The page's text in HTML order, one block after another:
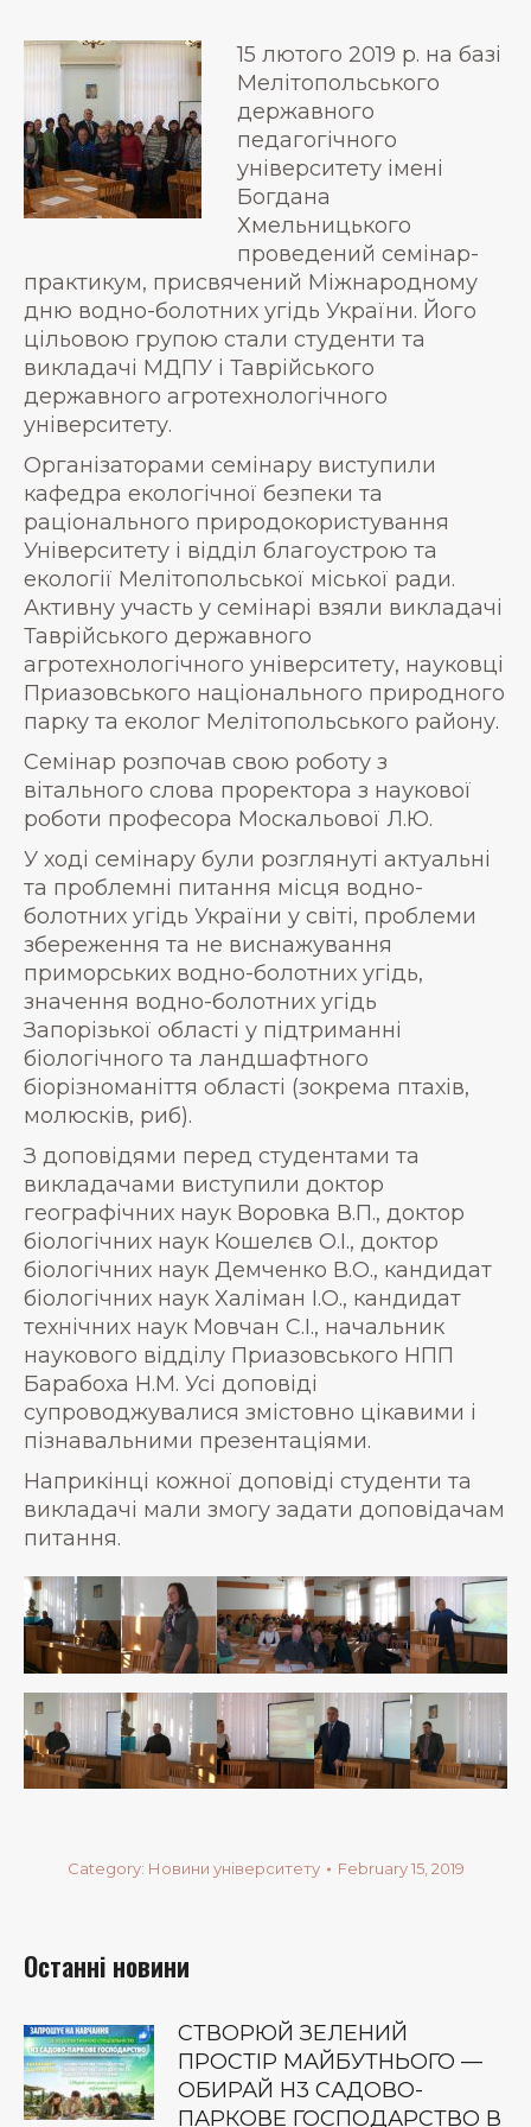
15 лютого 2019 р. на базі
Мелітопольського
державного
педагогічного
університету імені
Богдана
Хмельницького
проведений семінар-
практикум, присвячений Міжнародному
дню водно-болотних угідь України. Його
цільовою групою стали студенти та
викладачі МДПУ і Таврійського
державного агротехнологічного
університету.
Організаторами семінару виступили
кафедра екологічної безпеки та
раціонального природокористування
Університету і відділ благоустрою та
екології Мелітопольської міської ради.
Активну участь у семінарі взяли викладачі
Таврійського державного
агротехнологічного університету, науковці
Приазовського національного природного
парку та еколог Мелітопольського району.
Семінар розпочав свою роботу з
вітального слова проректора з наукової
роботи професора Москальової Л.Ю.
У ході семінару були розглянуті актуальні
та проблемні питання місця водно-
болотних угідь України у світі, проблеми
збереження та не виснажування
приморських водно-болотних угідь,
значення водно-болотних угідь
Запорізької області у підтриманні
біологічного та ландшафтного
біорізноманіття області (зокрема птахів,
молюсків, риб).
З доповідями перед студентами та
викладачами виступили доктор
географічних наук Воровка В.П., доктор
біологічних наук Кошелєв О.І., доктор
біологічних наук Демченко В.О., кандидат
біологічних наук Халіман І.О., кандидат
технічних наук Мовчан С.І., начальник
наукового відділу Приазовського НПП
Барабоха Н.М. Усі доповіді
супроводжувалися змістовно цікавими і
пізнавальними презентаціями.
Наприкінці кожної доповіді студенти та
викладачі мали змогу задати доповідачам
питання.
Category: Новини університету February 15, 2019
Останні новини
СТВОРЮЙ ЗЕЛЕНИЙ
ПРОСТІР МАЙБУТНЬОГО —
ОБИРАЙ Н3 САДОВО-
ПАРКОВЕ ГОСПОДАРСТВО В